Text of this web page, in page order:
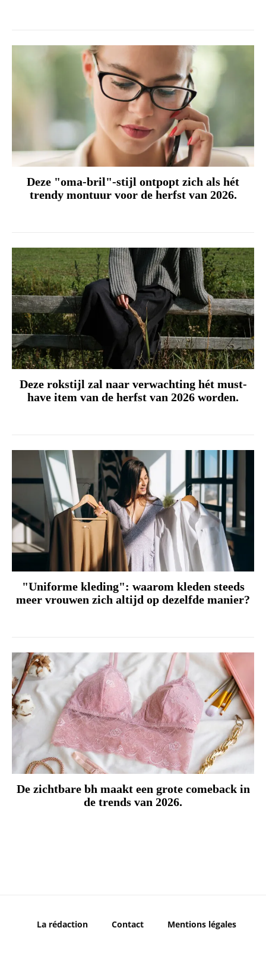
Deze "oma-bril"-stijl ontpopt zich als hét
trendy montuur voor de herfst van 2026.
Deze rokstijl zal naar verwachting hét must-
have item van de herfst van 2026 worden.
"Uniforme kleding": waarom kleden steeds
meer vrouwen zich altijd op dezelfde manier?
De zichtbare bh maakt een grote comeback in
de trends van 2026.
La rédaction Contact Mentions légales